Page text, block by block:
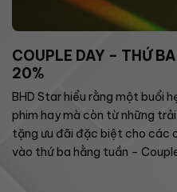
COUPLE DAY – THỨ
20%
BHD Star hiểu rằng một buổi
phim hay mà còn từ những
tặng ưu đãi đặc biệt cho các
vào thứ ba hằng tuần –